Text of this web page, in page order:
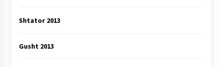
Shtator 2013
Gusht 2013